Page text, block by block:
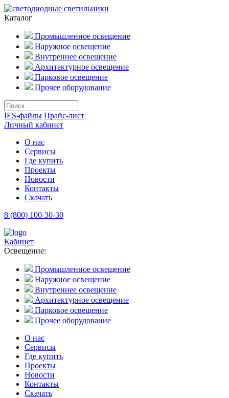
Каталог
Промышленное освещение
Наружное освещение
Внутреннее освещение
Архитектурное освещение
Парковое освещение
Прочее оборудование
IES-файлы Прайс-лист
Личный кабинет
О нас
Сервисы
Где купить
Проекты
Новости
Контакты
Скачать
8 (800) 100-30-30
Кабинет
Освещение:
Промышленное освещение
Наружное освещение
Внутреннее освещение
Архитектурное освещение
Парковое освещение
Прочее оборудование
О нас
Сервисы
Где купить
Проекты
Новости
Контакты
Скачать